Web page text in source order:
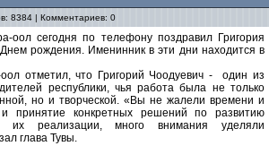
8384 | Комментариев: 0
оол сегодня по телефону поздравил Григория
рождения. Именинник в эти дни находится в
отметил, что Григорий Чоодуевич - один из
республики, чья работа была не только
но и творческой. «Вы не жалели времени и
принятие конкретных решений по развитию
их реализации, много внимания уделяли
глава Тувы.